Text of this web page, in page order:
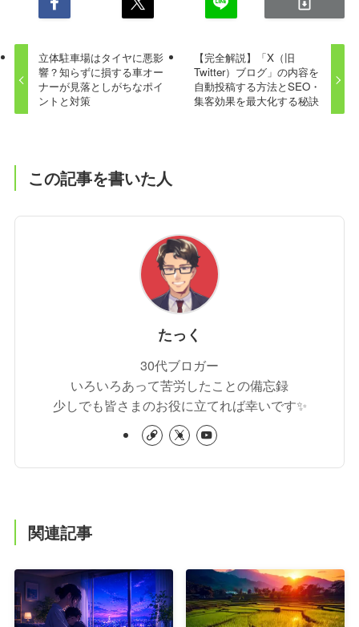
立体駐車場はタイヤに悪影
響？知らずに損する車オー
ナーが見落としがちなポイ
ントと対策
【完全解説】「X（旧
Twitter）ブログ」の内容を
自動投稿する方法とSEO・
集客効果を最大化する秘訣
この記事を書いた人
たっく
30代ブロガー
いろいろあって苦労したことの備忘録
少しでも皆さまのお役に立てれば幸いです✨
関連記事